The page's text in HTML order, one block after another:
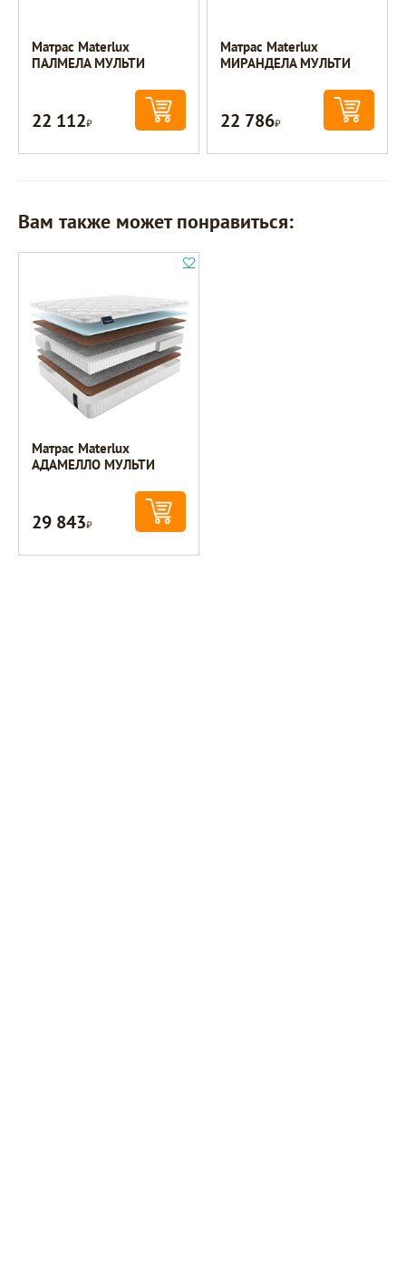
Матрас Materlux
ПАЛМЕЛА МУЛЬТИ
22 112Р
Матрас Materlux
МИРАНДЕЛА МУЛЬТИ
22 786Р
Вам также может понравиться:
Матрас Materlux
АДАМЕЛЛО МУЛЬТИ
29 843Р